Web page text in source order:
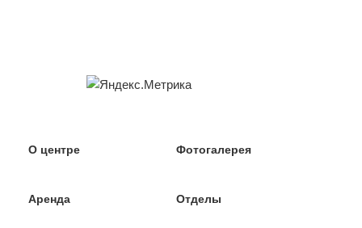
О центре Фотогалерея
Аренда Отделы